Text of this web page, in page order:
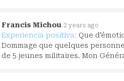
Francis Michou 2 years ago
Experiencia positiva: Que
Dommage que quelques
de 5 jeunes militaires. Mon